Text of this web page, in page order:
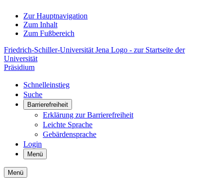
Zur Hauptnavigation
Zum Inhalt
Zum Fußbereich
Friedrich-Schiller-Universität Jena Logo - zur Startseite der
Universität
Präsidium
Schnelleinstieg
Suche
Barrierefreiheit
Erklärung zur Barrierefreiheit
Leichte Sprache
Gebärdensprache
Login
Menü
Menü